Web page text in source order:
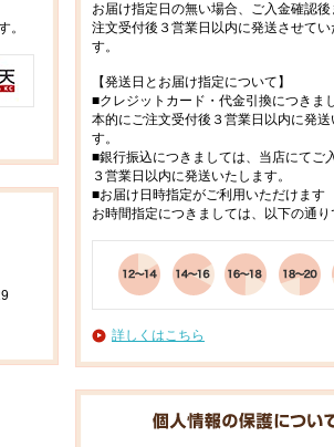
。
お届け指定日の無い場合、ご入金確認
注文受付後３営業日以内に発送させてい
す。
【発送日とお届け指定について】
■クレジットカード・代金引換につきま
本的にご注文受付後３営業日以内に発送
す。
■銀行振込につきましては、当店にてご
３営業日以内に発送いたします。
■お届け日時指定がご利用いただけます
お時間指定につきましては、以下の通り
詳しくはこちら